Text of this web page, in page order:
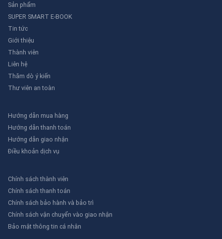
Sản phẩm
SUPER SMART E-BOOK
Tin tức
Giới thiệu
Thành viên
Liên hệ
Thăm dò ý kiến
Thư viên an toàn
Hướng dẫn mua hàng
Hướng dẫn thanh toán
Hướng dẫn giao nhận
Điều khoản dịch vụ
Chính sách thành viên
Chính sách thanh toán
Chính sách bảo hành và bảo trì
Chính sách vận chuyển vào giao nhận
Bảo mật thông tin cá nhân